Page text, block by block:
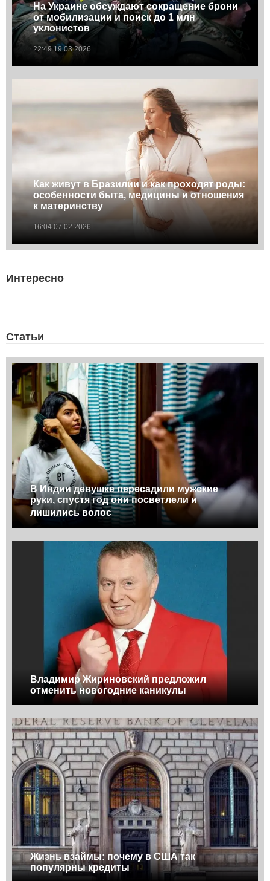
На Украине обсуждают сокращение брони
от мобилизации и поиск до 1 млн
уклонистов
22:49 19.03.2026
Как живут в Бразилии и как проходят роды:
особенности быта, медицины и отношения
к материнству
16:04 07.02.2026
Интересно
Статьи
В Индии девушке пересадили мужские
руки, спустя год они посветлели и
лишились волос
Владимир Жириновский предложил
отменить новогодние каникулы
Жизнь взаймы: почему в США так
популярны кредиты